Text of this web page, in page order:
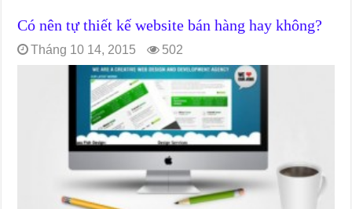
Có nên tự thiết kế website bán hàng hay không?
Tháng 10 14, 2015 502